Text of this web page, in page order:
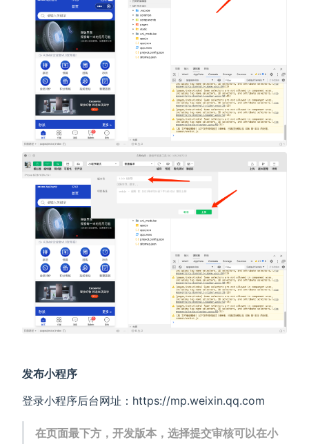
发布小程序
登录小程序后台网址：https://mp.weixin.qq.com
在页面最下方，开发版本，选择提交审核可以在小